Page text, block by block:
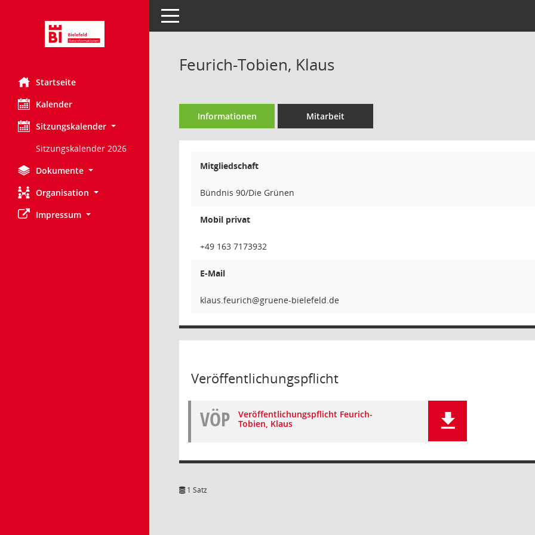
Startseite
Kalender
Sitzungskalender
Sitzungskalender 2026
Dokumente
Organisation
Impressum
Toggle navigation
Feurich-Tobien, Klaus
Informationen Mitarbeit
Mitgliedschaft
Bündnis 90/Die Grünen
Mobil privat
+49 163 7173932
E-Mail
hciruef
Veröffentlichungspflicht
VÖP
Veröffentlichungspflicht Feurich-
Tobien, Klaus
1 Satz